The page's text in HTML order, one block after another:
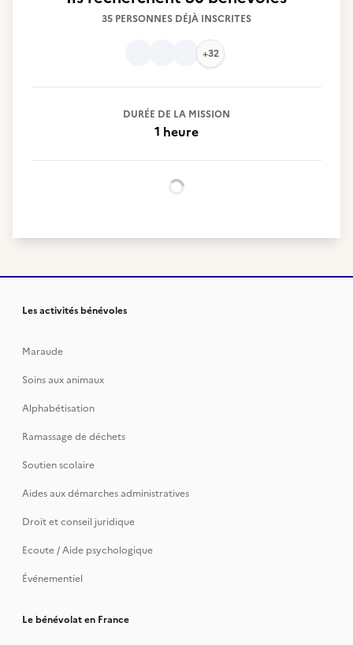
35 PERSONNES DÉJÀ INSCRITES
+32
DURÉE DE LA MISSION
1 heure
Les activités bénévoles
Maraude
Soins aux animaux
Alphabétisation
Ramassage de déchets
Soutien scolaire
Aides aux démarches administratives
Droit et conseil juridique
Ecoute / Aide psychologique
Événementiel
Le bénévolat en France